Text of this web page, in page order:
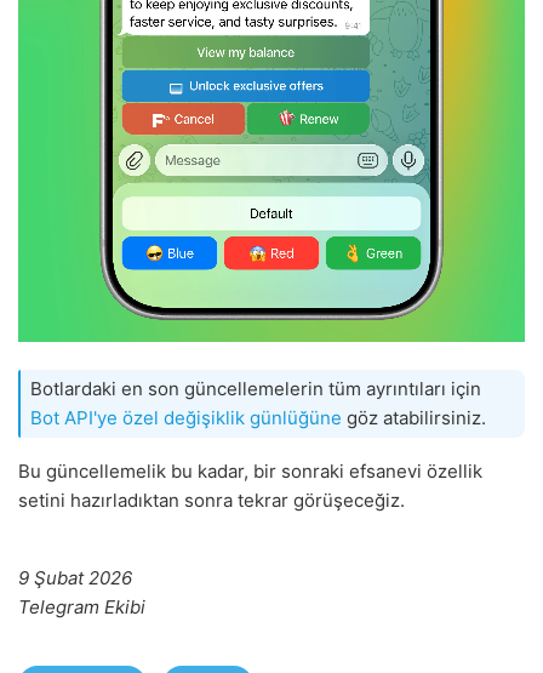
Botlardaki en son güncellemelerin tüm ayrıntıları için
Bot API'ye özel değişiklik günlüğüne göz atabilirsiniz.
Bu güncellemelik bu kadar, bir sonraki efsanevi özellik
setini hazırladıktan sonra tekrar görüşeceğiz.
9 Şubat 2026
Telegram Ekibi